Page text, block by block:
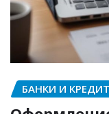
БАНКИ И